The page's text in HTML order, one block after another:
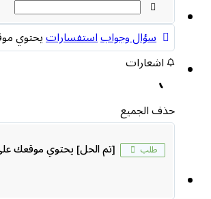
سؤال وجواباستفساراتيحتوي
اشعارات
حذف الجميع
طلب [تم الحل]يحتوي موقعك